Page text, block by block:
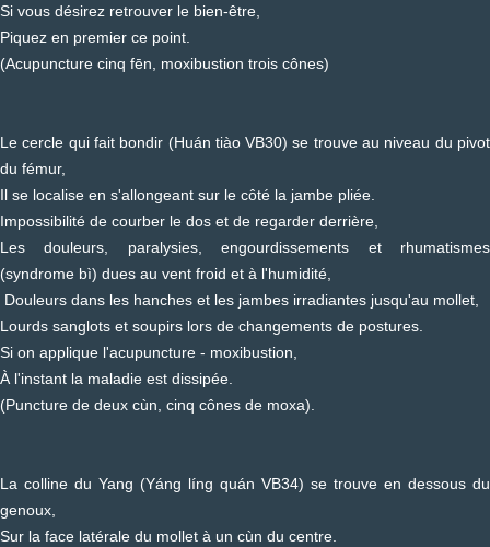
Si vous désirez retrouver le bien-être,
Piquez en premier ce point.
(Acupuncture cinq fēn, moxibustion trois cônes)
Le cercle qui fait bondir (Huán tiào VB30) se trouve au niveau du pivot
du fémur,
Il se localise en s'allongeant sur le côté la jambe pliée.
Impossibilité de courber le dos et de regarder derrière,
Les douleurs, paralysies, engourdissements et rhumatismes
(syndrome bì) dues au vent froid et à l'humidité,
Douleurs dans les hanches et les jambes irradiantes jusqu'au mollet,
Lourds sanglots et soupirs lors de changements de postures.
Si on applique l'acupuncture - moxibustion,
À l'instant la maladie est dissipée.
(Puncture de deux cùn, cinq cônes de moxa).
La colline du Yang (Yáng líng quán VB34) se trouve en dessous du
genoux,
Sur la face latérale du mollet à un cùn du centre.